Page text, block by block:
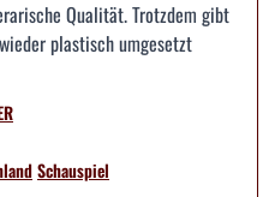
Qualität. Trotzdem gibt
plastisch umgesetzt
Schauspiel